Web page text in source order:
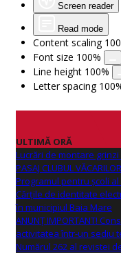
Screen reader
Read mode
Content scaling 100
Font size 100%
Line height 100%
Letter spacing 100
ULTIMĂ ORĂ
Lucrări de montare
PASAJ CLUBUL
Programul pentru școli al
Cărțile de identitate
în municipiul Baia Mare
ANUNŢ IMPORTANT!
activitatea într-un sediu
Numărul 262 al revistei